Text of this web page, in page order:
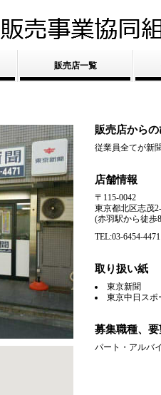
販売店一覧
販売店から
従業員全てが新
店舗情報
〒115-0042
東京都北区志茂
(赤羽駅から徒歩
TEL:03-6454-4471
取り扱い紙
東京新聞
東京中日スポ
募集職種、
パート・アルバ